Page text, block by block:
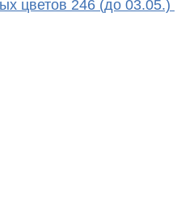
цветов 246 (до 03.05.)